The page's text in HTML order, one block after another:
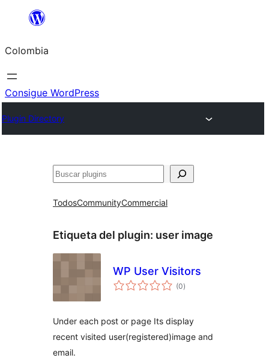
Saltar
contenido
Colombia
Consigue WordPress
Plugin Directory
Buscar
TodosCommunityCommercial
Etiqueta del plugin: user image
WP User Visitors
(0total
de
)
Under each post or page Its display
recent visited user(registered)image and
email.